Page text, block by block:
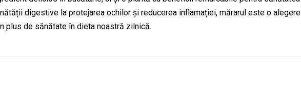
digestive la protejarea ochilor și reducerea inflamației, mărarul este o alegere
plus de sănătate în dieta noastră zilnică.